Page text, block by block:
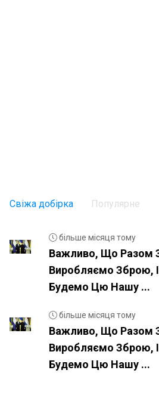
Свіжа добірка Популярне
більше місяця тому
Важливо, Що Разом
Виробляємо Зброю,
Будемо Цю Нашу ...
більше місяця тому
Важливо, Що Разом
Виробляємо Зброю,
Будемо Цю Нашу ...